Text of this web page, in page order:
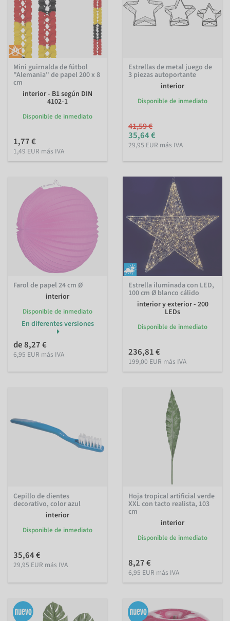
Mini guirnalda de fútbol
"Alemania" de papel 200 x 8
cm
interior - B1 según DIN
4102-1
Disponible de inmediato
1,77 €
1,49 EUR más IVA
Estrellas de metal juego de
3 piezas autoportante
interior
Disponible de inmediato
41,59 €
35,64 €
29,95 EUR más IVA
Farol de papel 24 cm Ø
interior
Disponible de inmediato
En diferentes versiones
de 8,27 €
6,95 EUR más IVA
Estrella iluminada con LED,
100 cm Ø blanco cálido
interior y exterior - 200
LEDs
Disponible de inmediato
236,81 €
199,00 EUR más IVA
Cepillo de dientes
decorativo, color azul
interior
Disponible de inmediato
35,64 €
29,95 EUR más IVA
Hoja tropical artificial verde
XXL con tacto realista, 103
cm
interior
Disponible de inmediato
8,27 €
6,95 EUR más IVA